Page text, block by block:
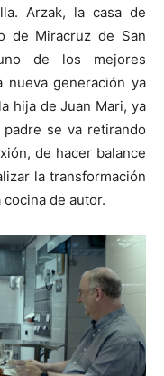
Arzak, la casa de
de Miracruz de San
de los mejores
nueva generación ya
hija de Juan Mari, ya
se va retirando
de hacer balance
la transformación
de autor.